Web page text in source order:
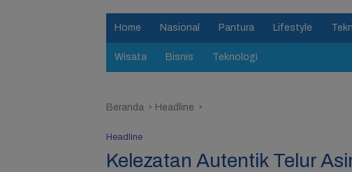
Home Nasional Pantura Lifestyle
Wisata Bisnis Teknologi
Beranda Headline
Headline
Kelezatan Autentik Telur